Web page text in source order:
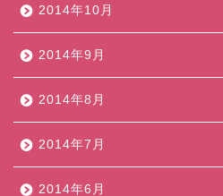
2014年10月
2014年9月
2014年8月
2014年7月
2014年6月